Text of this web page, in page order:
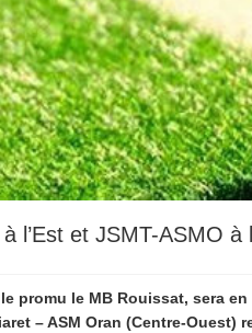
l’Est et JSMT-ASMO à
promu le MB Rouissat, sera
– ASM Oran (Centre-Ouest)